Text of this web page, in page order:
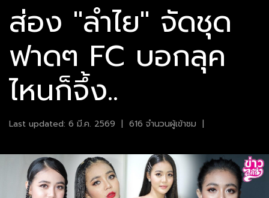
ส่อง "ลำไย" จัดชุด
ฟาดๆ FC บอกลุค
ไหนก็จึ้ง..
Last updated: 6 มี.ค. 2569 | 616 จำนวนผู้เข้าชม |